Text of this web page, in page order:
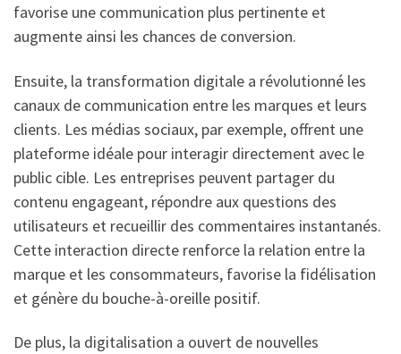
favorise une communication plus pertinente et
augmente ainsi les chances de conversion.
Ensuite, la transformation digitale a révolutionné les
canaux de communication entre les marques et leurs
clients. Les médias sociaux, par exemple, offrent une
plateforme idéale pour interagir directement avec le
public cible. Les entreprises peuvent partager du
contenu engageant, répondre aux questions des
utilisateurs et recueillir des commentaires instantanés.
Cette interaction directe renforce la relation entre la
marque et les consommateurs, favorise la fidélisation
et génère du bouche-à-oreille positif.
De plus, la digitalisation a ouvert de nouvelles